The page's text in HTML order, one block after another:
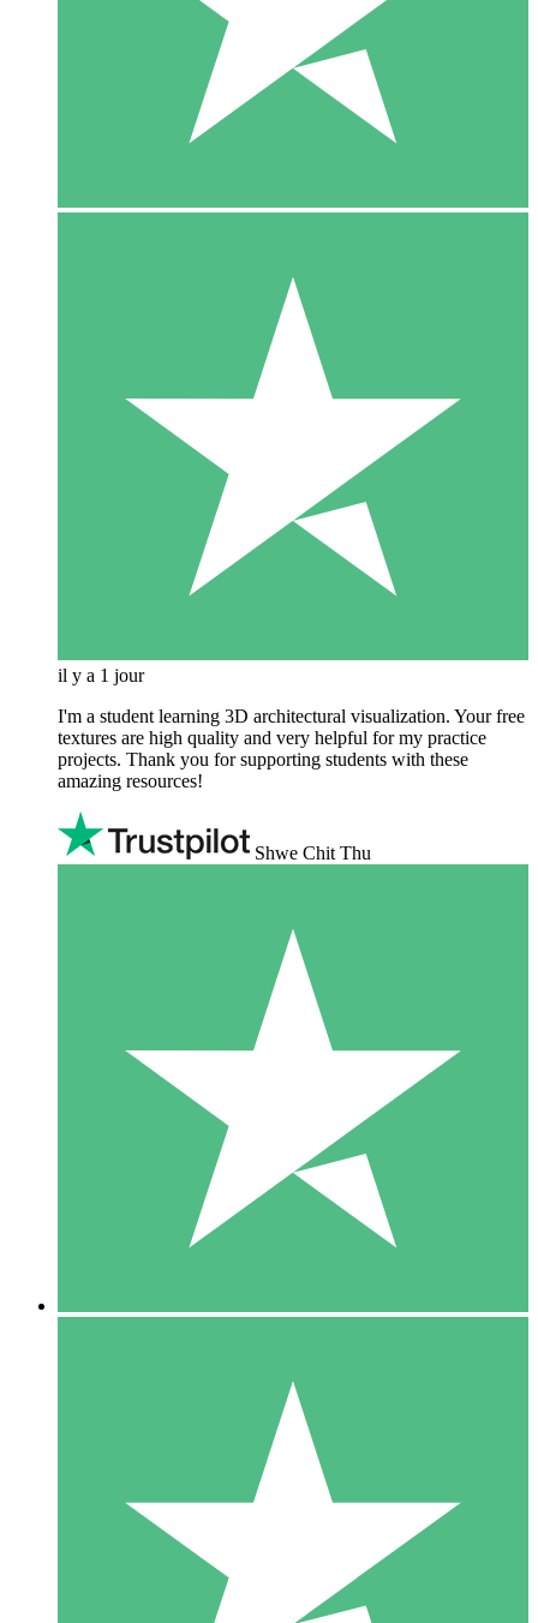
il y a 1 jour
I'm a student learning 3D architectural visualization. Your free
textures are high quality and very helpful for my practice
projects. Thank you for supporting students with these
amazing resources!
Shwe Chit Thu